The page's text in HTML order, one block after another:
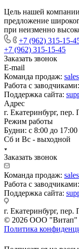
Цель нашей
предложение
при неизменно
+7 (962) 315-15-
+7 (962) 315-15-45
Заказать звонок
E-mail
Команда продаж:
Работа с заводчиками:
Поддержка сайта:
Адрес
г. Екатеринбург,
Режим работы
Будни: с 8:00 до 17:00
Сб и Вс - выходной
Заказать звонок
Команда продаж:
Работа с заводчиками:
Поддержка сайта:
г. Екатеринбург,
© 2026 ООО "Витап"
Политика